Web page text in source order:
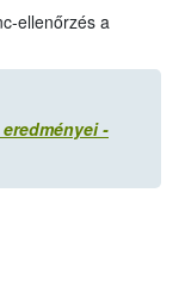
ellenőrzés a
-